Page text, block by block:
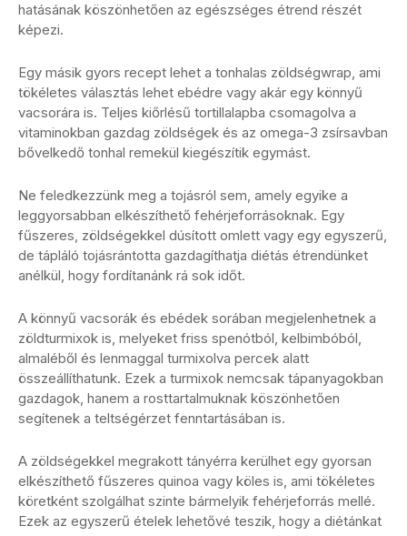
hatásának köszönhetően az egészséges étrend részét
képezi.
Egy másik gyors recept lehet a tonhalas zöldségwrap, ami
tökéletes választás lehet ebédre vagy akár egy könnyű
vacsorára is. Teljes kiőrlésű tortillalapba csomagolva a
vitaminokban gazdag zöldségek és az omega-3 zsírsavban
bővelkedő tonhal remekül kiegészítik egymást.
Ne feledkezzünk meg a tojásról sem, amely egyike a
leggyorsabban elkészíthető fehérjeforrásoknak. Egy
fűszeres, zöldségekkel dúsított omlett vagy egy egyszerű,
de tápláló tojásrántotta gazdagíthatja diétás étrendünket
anélkül, hogy fordítanánk rá sok időt.
A könnyű vacsorák és ebédek sorában megjelenhetnek a
zöldturmixok is, melyeket friss spenótból, kelbimbóból,
almaléből és lenmaggal turmixolva percek alatt
összeállíthatunk. Ezek a turmixok nemcsak tápanyagokban
gazdagok, hanem a rosttartalmuknak köszönhetően
segítenek a teltségérzet fenntartásában is.
A zöldségekkel megrakott tányérra kerülhet egy gyorsan
elkészíthető fűszeres quinoa vagy köles is, ami tökéletes
köretként szolgálhat szinte bármelyik fehérjeforrás mellé.
Ezek az egyszerű ételek lehetővé teszik, hogy a diétánkat